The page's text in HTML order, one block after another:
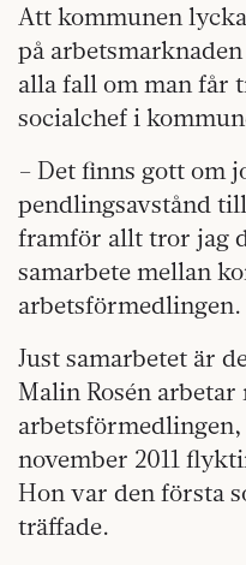
Att kommunen
på
alla fall om man får
socialchef i
– Det finns gott om
pendlingsavstånd
framför allt tror jag
samarbete mellan
arbetsförmedlingen.
Just samarbetet är
Malin Rosén arbetar
november 2011
Hon var den första
träffade.